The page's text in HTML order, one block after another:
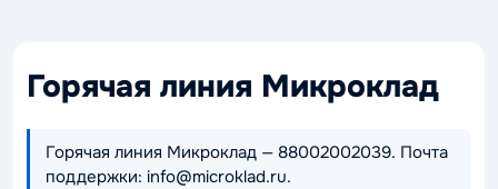
Горячая линия Микроклад
Горячая линия Микроклад — 88002002039. Почта
поддержки: info@microklad.ru.